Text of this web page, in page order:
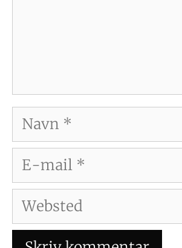
Navn
E-
mail
Websted